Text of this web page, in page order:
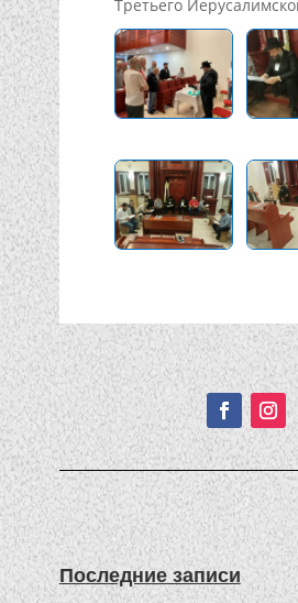
Третьего
Последние записи